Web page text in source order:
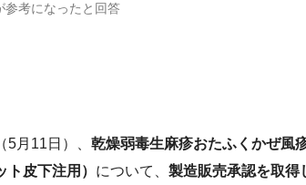
考になったと回答
月11日）、 乾燥弱毒生麻疹おたふくかぜ風
皮下注用） について、 製造販売承認を取得